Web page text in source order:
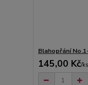
Blahopřání
145,00 Kč/ks